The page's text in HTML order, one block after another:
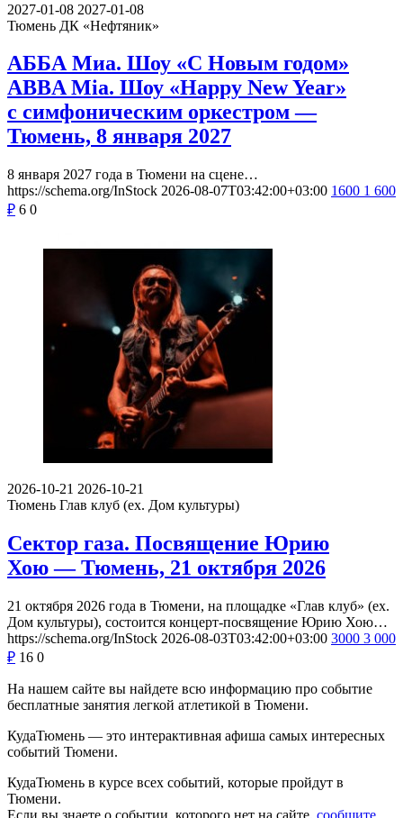
2027-01-08 2027-01-08
Тюмень ДК «Нефтяник»
АББА Миа. Шоу «С Новым годом»
ABBA Mia. Шоу «Happy New Year»
с симфоническим оркестром —
Тюмень, 8 января 2027
8 января 2027 года в Тюмени на сцене…
https://schema.org/InStock 2026-08-07T03:42:00+03:00 1600 1 600
₽ 6 0
2026-10-21 2026-10-21
Тюмень Глав клуб (ex. Дом культуры)
Сектор газа. Посвящение Юрию
Хою — Тюмень, 21 октября 2026
21 октября 2026 года в Тюмени, на площадке «Глав клуб» (ex.
Дом культуры), состоится концерт-посвящение Юрию Хою…
https://schema.org/InStock 2026-08-03T03:42:00+03:00 3000 3 000
₽ 16 0
На нашем сайте вы найдете всю информацию про событие
бесплатные занятия легкой атлетикой в Тюмени.
КудаТюмень — это интерактивная афиша самых интересных
событий Тюмени.
КудаТюмень в курсе всех событий, которые пройдут в
Тюмени.